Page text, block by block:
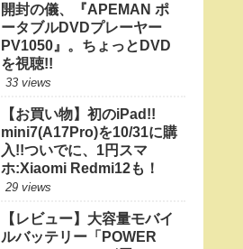
開封の儀、『APEMAN ポ
ータブルDVDプレーヤー
PV1050』。ちょっとDVD
を視聴!!
33 views
【お買い物】初のiPad!!
mini7(A17Pro)を10/31に購
入!!ついでに、1円スマ
ホ:Xiaomi Redmi12も！
29 views
【レビュー】大容量モバイ
ルバッテリー「POWER